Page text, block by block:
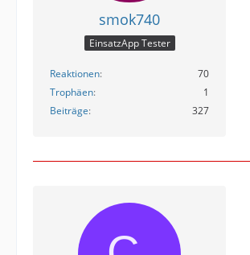
smok740
EinsatzApp Tester
Reaktionen
70
Trophäen
1
Beiträge
327